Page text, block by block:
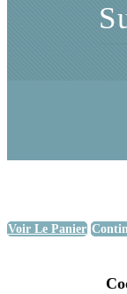
Voir Le Panier